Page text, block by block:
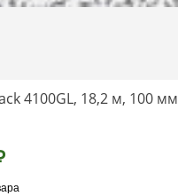
4100GL, 18,2 м, 100 мм